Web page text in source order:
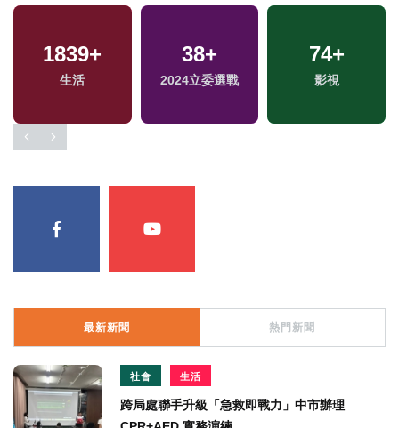
1839+
生活
38+
2024立委選戰
74+
影視
最新新聞 熱門新聞
社會 生活
跨局處聯手升級「急救即戰力」中市辦理